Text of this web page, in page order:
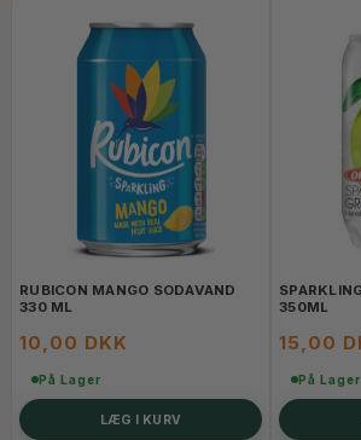
RUBICON MANGO SODAVAND
330 ML
10,00 DKK
På Lager
LÆG I KURV
350ML
15,00
På Lager